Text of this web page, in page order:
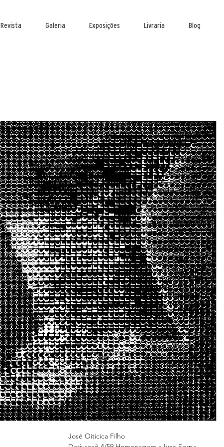
Revista Galeria Exposições Livraria Blog
José Oiticica Filho